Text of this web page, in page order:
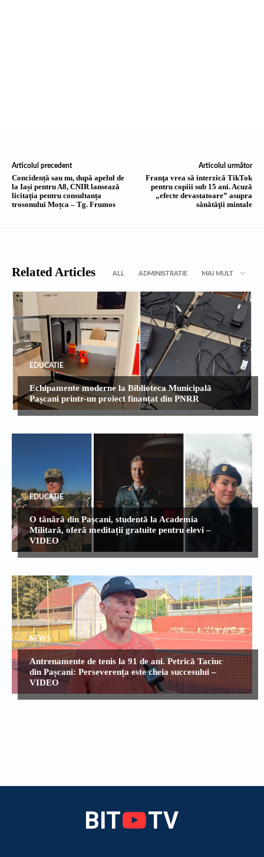
Articolul precedent
Concidență sau nu, după apelul de
la Iași pentru A8, CNIR lansează
licitația pentru consultanța
trosonului Moțca – Tg. Frumos
Articolul următor
Franţa vrea să interzică TikTok
pentru copiii sub 15 ani. Acuză
„efecte devastatoare” asupra
sănătăţii mintale
Related Articles ALL ADMINISTRATIE MAI MULT
EDUCATIE
Echipamente moderne la Biblioteca Municipală
Pașcani printr-un proiect finanțat din PNRR
EDUCATIE
O tânără din Pașcani, studentă la Academia
Militară, oferă meditații gratuite pentru elevi –
VIDEO
NEWS
Antrenamente de tenis la 91 de ani. Petrică Taciuc
din Pașcani: Perseverența este cheia succesului –
VIDEO
BIT TV